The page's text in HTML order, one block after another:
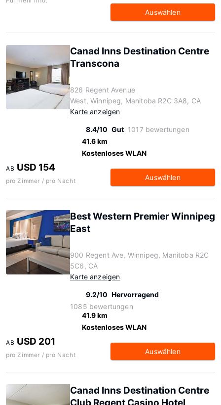
Auswählen
Canad Inns Destination Centre
Transcona
826 Regent Avenue
West, Winnipeg, Manitoba R2C 3A8, CA
Karte anzeigen
8.4/10 Gut 1017 bewertungen
41.6 km
Kostenloses WLAN
AB USD 154
pro Zimmer / pro Nacht Auswählen
Best Western Premier Winnipeg
East
900 Regent Ave, Winnipeg, Manitoba R2C
5C6, CA
Karte anzeigen
9.2/10 Hervorragend
1085 bewertungen
41.9 km
Kostenloses WLAN
AB USD 201
pro Zimmer / pro Nacht Auswählen
Canad Inns Destination Centre